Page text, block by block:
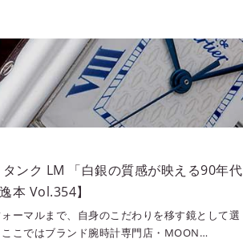
ンク LM 「白銀の質感が映える90年代
本 Vol.354】
ーマルまで、自身のこだわりを移す鏡として選
こではブランド腕時計専門店・MOON